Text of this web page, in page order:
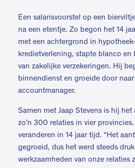
Een salarisvoorstel op een
na een etentje. Zo begon het 14
met een achtergrond in
kredietverlening, stapte blanco en
van zakelijke verzekeringen. Hij
binnendienst en groeide door
accountmanager.
Samen met Jaap Stevens is hij
zo’n 300 relaties in vier provincies.
veranderen in 14 jaar tijd. “Het
gegroeid, dus het werd steeds
werkzaamheden van onze relaties